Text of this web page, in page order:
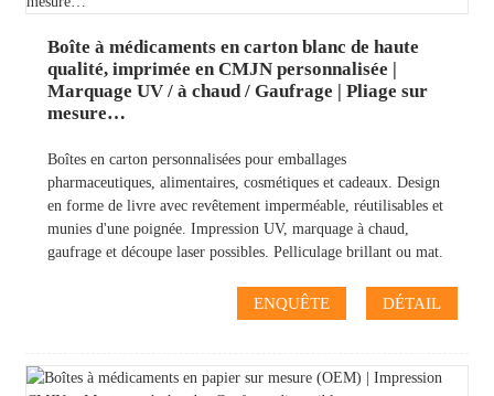
Boîte à médicaments en carton blanc de haute
qualité, imprimée en CMJN personnalisée |
Marquage UV / à chaud / Gaufrage | Pliage sur
mesure…
Boîtes en carton personnalisées pour emballages
pharmaceutiques, alimentaires, cosmétiques et cadeaux. Design
en forme de livre avec revêtement imperméable, réutilisables et
munies d'une poignée. Impression UV, marquage à chaud,
gaufrage et découpe laser possibles. Pelliculage brillant ou mat.
ENQUÊTE DÉTAIL